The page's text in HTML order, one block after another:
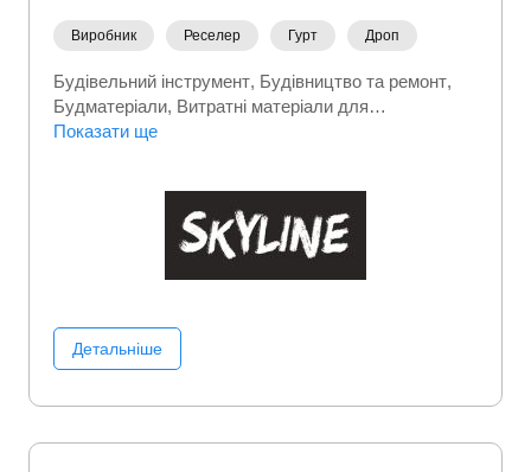
Виробник Реселер Гурт Дроп
Будівельний інструмент Будівництво та ремонт
Будматеріали Витратні матеріали для
інструментів
Показати ще
Детальніше